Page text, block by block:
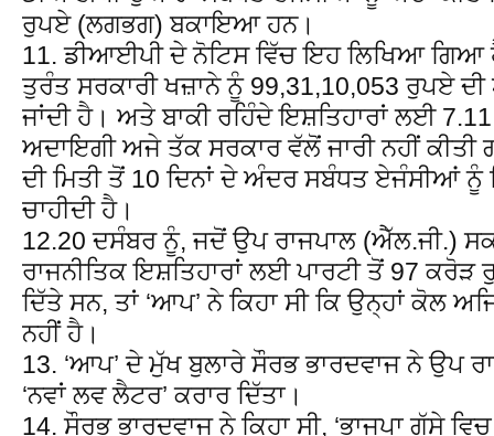
ਰੁਪਏ (ਲਗਭਗ) ਬਕਾਇਆ ਹਨ।
11. ਡੀਆਈਪੀ ਦੇ ਨੋਟਿਸ ਵਿੱਚ ਇਹ ਲਿਖਿਆ ਗਿਆ
ਤੁਰੰਤ ਸਰਕਾਰੀ ਖਜ਼ਾਨੇ ਨੂੰ 99,31,10,053 ਰੁਪਏ
ਜਾਂਦੀ ਹੈ। ਅਤੇ ਬਾਕੀ ਰਹਿੰਦੇ ਇਸ਼ਤਿਹਾਰਾਂ ਲਈ
ਅਦਾਇਗੀ ਅਜੇ ਤੱਕ ਸਰਕਾਰ ਵੱਲੋਂ ਜਾਰੀ ਨਹੀਂ
ਦੀ ਮਿਤੀ ਤੋਂ 10 ਦਿਨਾਂ ਦੇ ਅੰਦਰ ਸਬੰਧਤ ਏਜੰਸੀਆਂ ਨੂੰ
ਚਾਹੀਦੀ ਹੈ।
12.20 ਦਸੰਬਰ ਨੂੰ, ਜਦੋਂ ਉਪ ਰਾਜਪਾਲ (ਐੱਲ.ਜੀ.)
ਰਾਜਨੀਤਿਕ ਇਸ਼ਤਿਹਾਰਾਂ ਲਈ ਪਾਰਟੀ ਤੋਂ 97 ਕਰੋੜ
ਦਿੱਤੇ ਸਨ, ਤਾਂ ‘ਆਪ’ ਨੇ ਕਿਹਾ ਸੀ ਕਿ ਉਨ੍ਹਾਂ ਕੋਲ
ਨਹੀਂ ਹੈ।
13. ‘ਆਪ’ ਦੇ ਮੁੱਖ ਬੁਲਾਰੇ ਸੌਰਭ ਭਾਰਦਵਾਜ ਨੇ ਉਪ
‘ਨਵਾਂ ਲਵ ਲੈਟਰ’ ਕਰਾਰ ਦਿੱਤਾ।
14. ਸੌਰਭ ਭਾਰਦਵਾਜ ਨੇ ਕਿਹਾ ਸੀ, ‘ਭਾਜਪਾ ਗੁੱਸੇ